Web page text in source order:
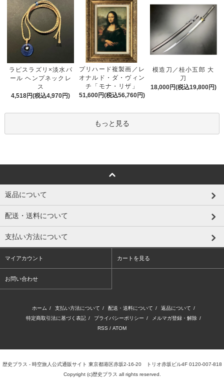
ラピスラズリ×淡水パ
ール ヘンプネックレ
ス
4,518円(税込4,970円)
プリハード複製画／レ
オナルド・ダ・ヴィン
チ「モナ・リザ」
51,600円(税込56,760円)
模造刀／桂小五郎 大
刀
18,000円(税込19,800円)
もっと見る
返品について
配送・送料について
支払い方法について
マイアカウント カートを見る
お問い合わせ
ホーム / 支払い方法について / 配送・送料について / 返品について /
特定商取引法に基づく表記 / プライバシーポリシー / メルマガ登録・解除 /
RSS / ATOM
歴史プラス - 時空旅人公式通販サイト 東京都港区赤坂2-16-20 トリオ赤坂ビル4F 0120-007-818
Copyright (c)歴史プラス all rights reserved.